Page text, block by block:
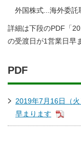
外国株式...海外委託
詳細は下段のPDF「
の受渡日が1営業日早
PDF
2019年7月16日（
早まります